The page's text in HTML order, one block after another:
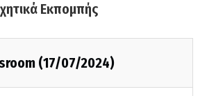
Εκπομπής
(17/07/2024)